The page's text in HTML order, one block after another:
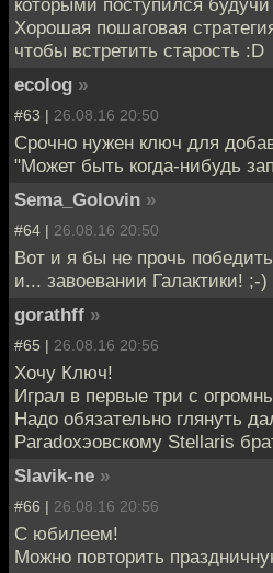
Хорошая пошаговая
чтобы встретить старость :D
ecolog »
#63 | 26.08.16 20:50
Срочно нужен ключ для
"Может быть когда-нибудь
Sema_Golovin »
#64 | 26.08.16 20:50
Вот и я бы не прочь
и... завоевании Галактики! ;-)
gorathff »
#65 | 26.08.16 20:56
Хочу Ключ!
Играл в первые три с
Надо обязательно глянуть
Paradoxэовскому Stellaris
Slavik-ne »
#66 | 26.08.16 20:56
С юбилеем!
Можно повторить